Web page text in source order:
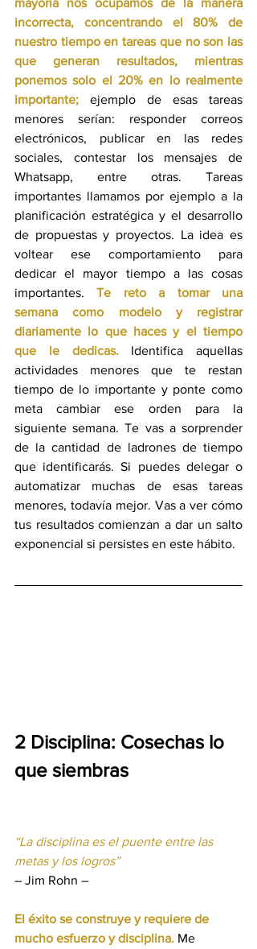
mayoría nos ocupamos de la manera
incorrecta, concentrando el 80% de
nuestro tiempo en tareas que no son las
que generan resultados, mientras
ponemos solo el 20% en lo realmente
importante; ejemplo de esas tareas
menores serían: responder correos
electrónicos, publicar en las redes
sociales, contestar los mensajes de
Whatsapp, entre otras. Tareas
importantes llamamos por ejemplo a la
planificación estratégica y el desarrollo
de propuestas y proyectos. La idea es
voltear ese comportamiento para
dedicar el mayor tiempo a las cosas
importantes. Te reto a tomar una
semana como modelo y registrar
diariamente lo que haces y el tiempo
que le dedicas. Identifica aquellas
actividades menores que te restan
tiempo de lo importante y ponte como
meta cambiar ese orden para la
siguiente semana. Te vas a sorprender
de la cantidad de ladrones de tiempo
que identificarás. Si puedes delegar o
automatizar muchas de esas tareas
menores, todavía mejor. Vas a ver cómo
tus resultados comienzan a dar un salto
exponencial si persistes en este hábito.
2 Disciplina: Cosechas lo
que siembras
“La disciplina es el puente entre las
metas y los logros”
– Jim Rohn –
El éxito se construye y requiere de
mucho esfuerzo y disciplina. Me